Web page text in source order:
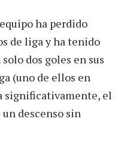
ha perdido
de liga y ha tenido
dos goles en sus
(uno de ellos en
significativamente, el
descenso sin